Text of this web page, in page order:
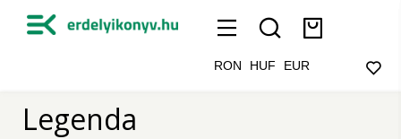
RON HUF EUR
Legenda